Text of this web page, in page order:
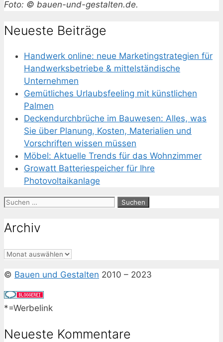
Foto: © bauen-und-gestalten.de.
Neueste Beiträge
Handwerk online: neue Marketingstrategien für
Handwerksbetriebe & mittelständische
Unternehmen
Gemütliches Urlaubsfeeling mit künstlichen
Palmen
Deckendurchbrüche im Bauwesen: Alles, was
Sie über Planung, Kosten, Materialien und
Vorschriften wissen müssen
Möbel: Aktuelle Trends für das Wohnzimmer
Growatt Batteriespeicher für Ihre
Photovoltaikanlage
Suchen
Archiv
Archiv
© Bauen und Gestalten 2010 – 2023
*=Werbelink
Neueste Kommentare